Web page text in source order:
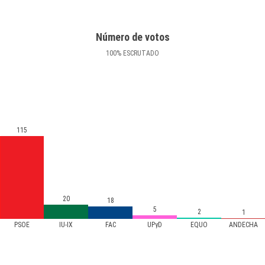
Número de votos
100% ESCRUTADO
PSOE IU-IX FAC UPyD EQUO ANDECHA
115
20
18
5
2 1